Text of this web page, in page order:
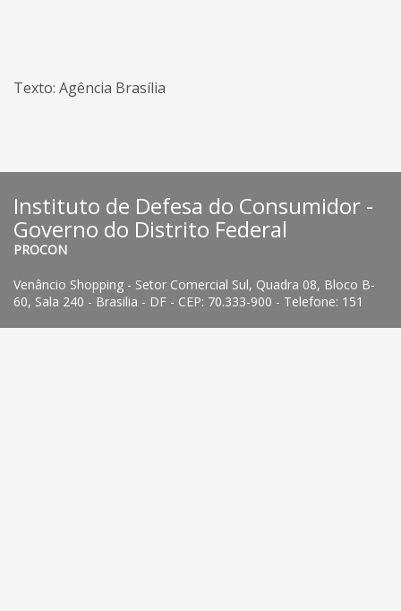
Texto: Agência Brasília
Instituto de Defesa do Consumidor -
Governo do Distrito Federal
PROCON
Venâncio Shopping - Setor Comercial Sul, Quadra 08, Bloco B-
60, Sala 240 - Brasilia - DF - CEP: 70.333-900 - Telefone: 151